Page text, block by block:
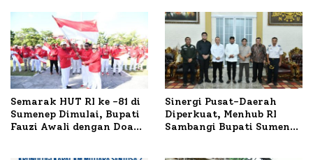
Semarak HUT RI ke -81 di
Sumenep Dimulai, Bupati
Fauzi Awali dengan Doa
Sinergi Pusat-Daerah
Diperkuat, Menhub RI
Sambangi Bupati Sumenep